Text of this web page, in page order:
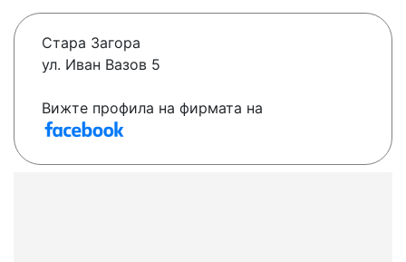
Стара Загора
ул. Иван Вазов 5
Вижте профила на фирмата на